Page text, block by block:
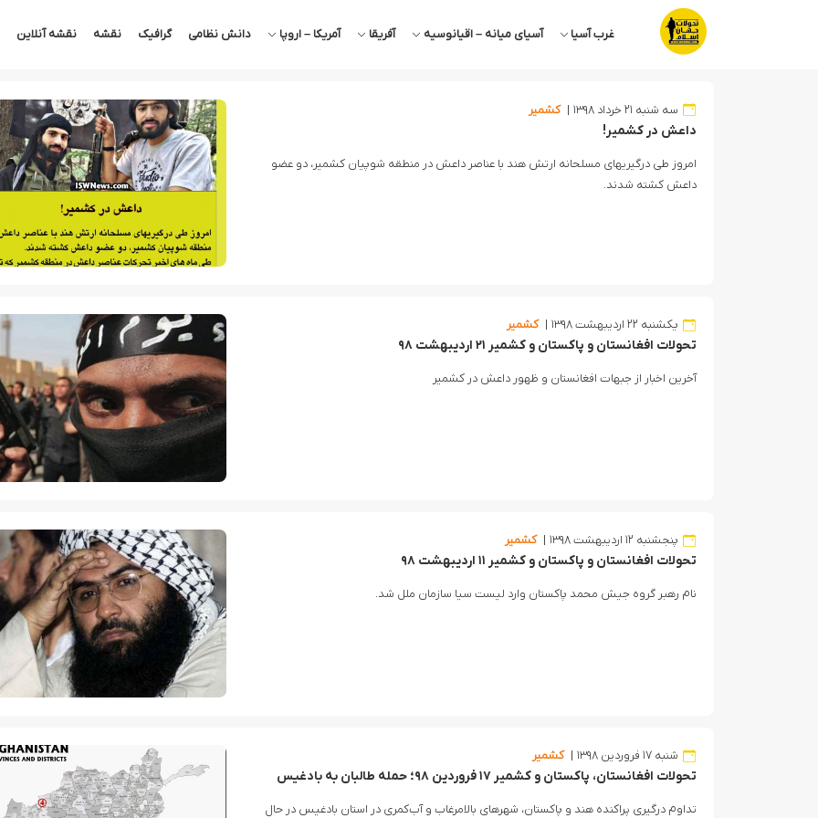
غرب آسیا آسیای میانه – اقیانوسیه آفریقا آمریکا – اروپا دانش نظامی گرافیک نقشه نقشه آنلاین
سه شنبه ۲۱ خرداد ۱۳۹۸ کشمیر
داعش در کشمیر!
امروز طی درگیریهای مسلحانه ارتش هند با عناصر داعش در منطقه شوپیان کشمیر، دو عضو
داعش کشته شدند.
یکشنبه ۲۲ اردیبهشت ۱۳۹۸ کشمیر
تحولات افغانستان و پاکستان و کشمیر ۲۱ اردیبهشت ۹۸
آخرین اخبار از جبهات افغانستان و ظهور داعش در کشمیر
پنجشنبه ۱۲ اردیبهشت ۱۳۹۸ کشمیر
تحولات افغانستان و پاکستان و کشمیر ۱۱ اردیبهشت ۹۸
نام رهبر گروه جیش محمد پاکستان وارد لیست سیا سازمان ملل شد.
شنبه ۱۷ فروردین ۱۳۹۸ کشمیر
تحولات افغانستان، پاکستان و کشمیر ۱۷ فروردین ۹۸؛ حمله طالبان به بادغیس
تداوم درگیری پراکنده هند و پاکستان، شهرهای بالامرغاب و آب‌کمری در استان بادغیس در حال
Casea: Twoja Brama do Nowoczesnej Rozrywki w Polskim iGamingu
for Australian Gamblers